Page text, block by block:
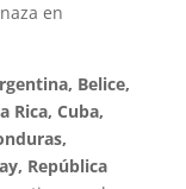
en
Belice,
Rica, Cuba,
República